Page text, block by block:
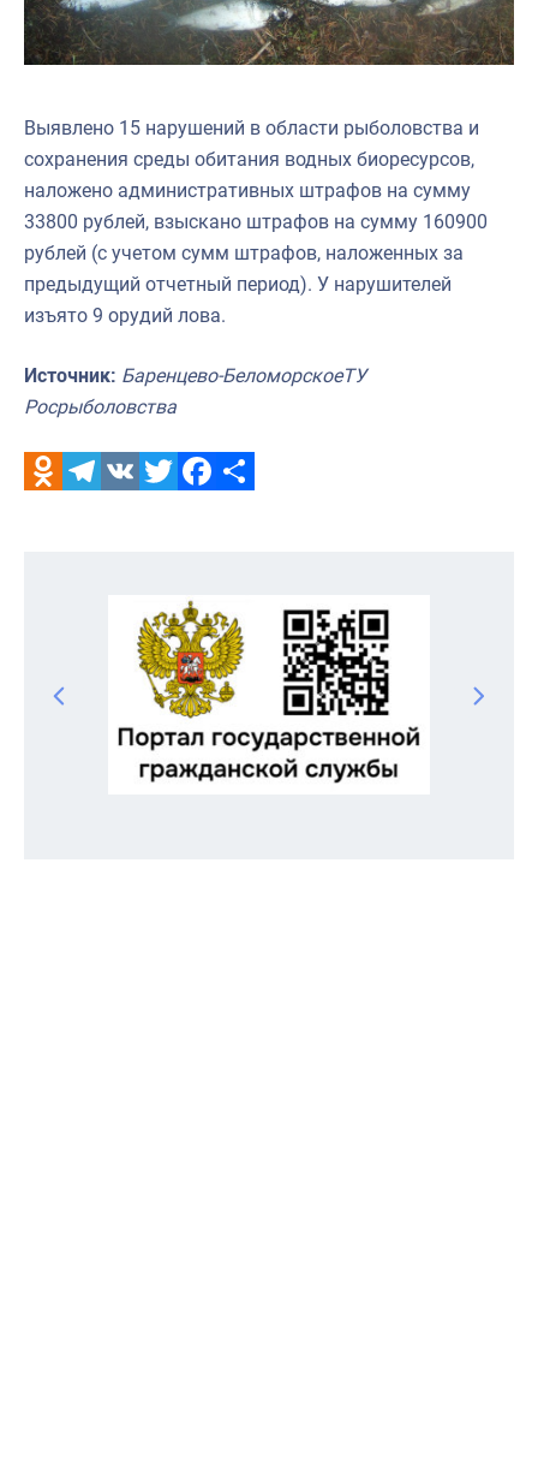
Выявлено 15 нарушений в области рыболовства и
сохранения среды обитания водных биоресурсов,
наложено административных штрафов на сумму
33800 рублей, взыскано штрафов на сумму 160900
рублей (с учетом сумм штрафов, наложенных за
предыдущий отчетный период). У нарушителей
изъято 9 орудий лова.
Источник: Баренцево-БеломорскоеТУ
Росрыболовства